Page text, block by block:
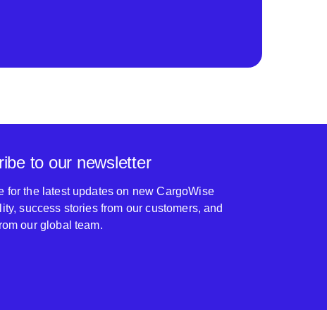
to our newsletter
for the latest updates on new CargoWise
success stories from our customers, and
our global team.